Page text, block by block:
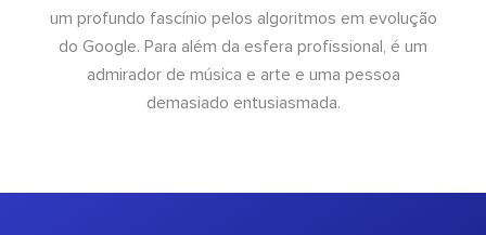
um profundo fascínio pelos algoritmos em evolução
do Google. Para além da esfera profissional, é um
admirador de música e arte e uma pessoa
demasiado entusiasmada.